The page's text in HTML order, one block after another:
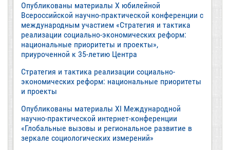
Опубликованы материалы X юбилейной
Всероссийской научно-практической конференции с
международным участием «Стратегия и тактика
реализации социально-экономических реформ:
национальные приоритеты и проекты»,
приуроченной к 35-летию Центра
Стратегия и тактика реализации социально-
экономических реформ: национальные приоритеты
и проекты
Опубликованы материалы XI Международной
научно-практической интернет-конференции
«Глобальные вызовы и региональное развитие в
зеркале социологических измерений»